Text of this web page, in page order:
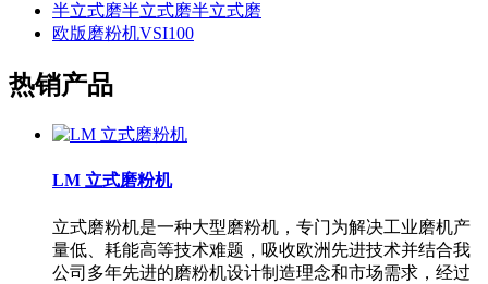
半立式磨半立式磨半立式磨
欧版磨粉机VSI100
热销产品
LM 立式磨粉机
立式磨粉机是一种大型磨粉机，专门为解决工业磨机产
量低、耗能高等技术难题，吸收欧洲先进技术并结合我
公司多年先进的磨粉机设计制造理念和市场需求，经过